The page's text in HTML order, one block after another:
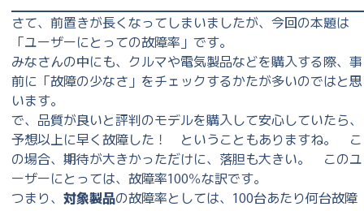
さて、前置きが長くなってしまいましたが、今回の本題は
「ユーザーにとっての故障率」です。
みなさんの中にも、クルマや電気製品などを購入する際、事
前に「故障の少なさ」をチェックするかたが多いのではと思
います。
で、品質が良いと評判のモデルを購入して安心していたら、
予想以上に早く故障した！ ということもありますね。 こ
の場合、期待が大きかっただけに、落胆も大きい。 このユ
ーザーにとっては、故障率100％な訳です。
つまり、 対象製品の故障率としては、100台あたり何台故障